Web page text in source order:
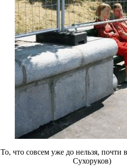
То, что совсем уже до нельзя, почти
Сухоруков)